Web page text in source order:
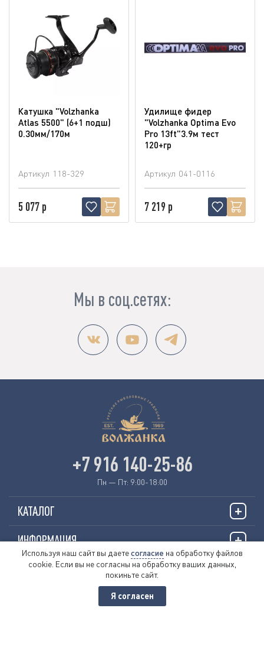
Катушка "Volzhanka
Atlas 5500" (6+1 подш)
0.30мм/170м
Артикул 118-329
5 077 р
Удилище фидер
"Volzhanka Optima Evo
Pro 13ft"3.9м тест
120+гр
Артикул 041-0116
7 219 р
Мы в соц.сетях:
КАТАЛОГ
ИНФОРМАЦИЯ
О НАС
+7 916 140-25-86
Пн — Пт: 9:00-18:00
© 2026 «VOLZHANKAFISHING.RU»
Используя наш сайт вы даетесогласие на обработку файлов
cookie. Если вы не согласны на обработку ваших данных,
покиньте сайт.
Я согласен